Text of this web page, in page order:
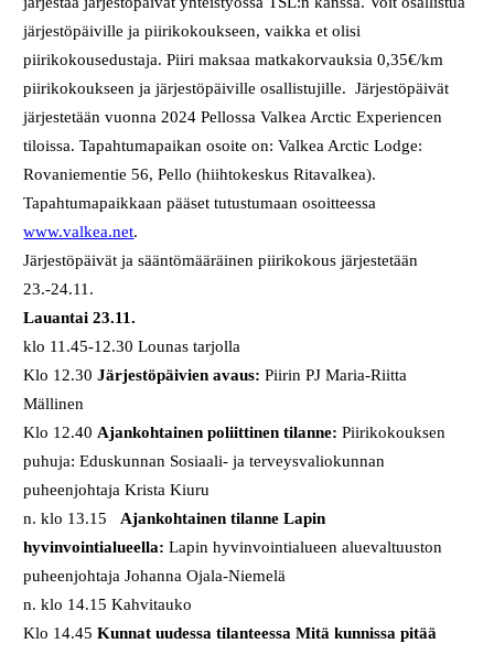
järjestöpäiville ja piirikokoukseen, vaikka et olisi
piirikokousedustaja. Piiri maksaa matkakorvauksia 0,35€/km
piirikokoukseen ja järjestöpäiville osallistujille. Järjestöpäivät
järjestetään vuonna 2024 Pellossa Valkea Arctic Experiencen
tiloissa. Tapahtumapaikan osoite on: Valkea Arctic Lodge:
Rovaniementie 56, Pello (hiihtokeskus Ritavalkea).
Tapahtumapaikkaan pääset tutustumaan osoitteessa
www.valkea.net.
Järjestöpäivät ja sääntömääräinen piirikokous järjestetään
23.-24.11.
Lauantai 23.11.
klo 11.45-12.30 Lounas tarjolla
Klo 12.30Järjestöpäivien avaus: Piirin PJ Maria-Riitta
Mällinen
Klo 12.40 Ajankohtainen poliittinen tilanne:Piirikokouksen
puhuja: Eduskunnan Sosiaali- ja terveysvaliokunnan
puheenjohtaja Krista Kiuru
n. klo 13.15 Ajankohtainen tilanne Lapin
hyvinvointialueella: Lapin hyvinvointialueen aluevaltuuston
puheenjohtaja Johanna Ojala-Niemelä
n. klo 14.15 Kahvitauko
Klo 14.45Kunnat uudessa tilanteessa Mitä kunnissa pitää